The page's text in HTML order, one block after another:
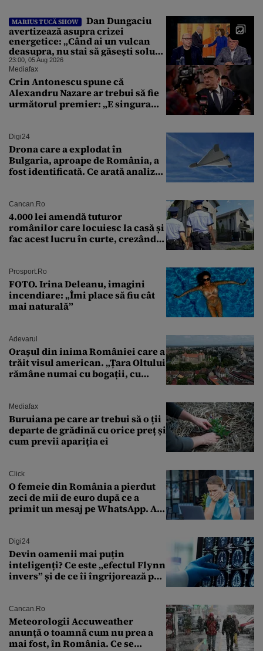
MARIUS TUCĂ SHOW
Dan Dungaciu
avertizează asupra crizei
energetice: „Când ai un vulcan
deasupra, nu stai să găsești soluții
cu leucoplast”
23:00, 05 Aug 2026
Mediafax
Crin Antonescu spune că
Alexandru Nazare ar trebui să fie
următorul premier: „E singura
Digi24
Drona care a explodat în
Bulgaria, aproape de România, a
fost identificată. Ce arată analiza
Cancan.ro
4.000 lei amendă tuturor
românilor care locuiesc la casă și
fac acest lucru în curte, crezând
Prosport.ro
FOTO. Irina Deleanu, imagini
incendiare: „Îmi place să fiu cât
mai naturală”
Adevarul
Orașul din inima României care a
trăit visul american. „Țara Oltului
rămâne numai cu bogații, cu
Mediafax
Buruiana pe care ar trebui să o ții
departe de grădină cu orice preț și
cum previi apariția ei
Click
O femeie din România a pierdut
zeci de mii de euro după ce a
primit un mesaj pe WhatsApp. A
Digi24
Devin oamenii mai puțin
inteligenți? Ce este „efectul Flynn
invers” și de ce îi îngrijorează pe
Cancan.ro
Meteorologii Accuweather
anunță o toamnă cum nu prea a
mai fost, în România. Ce se